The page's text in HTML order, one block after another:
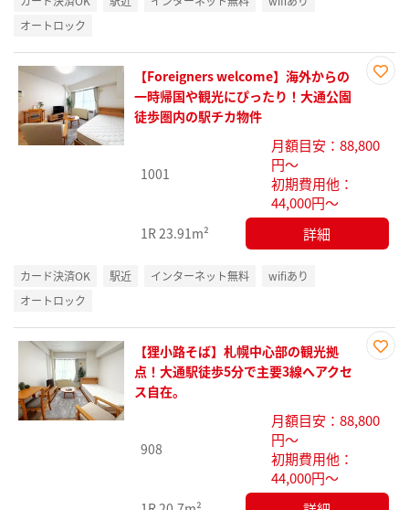
オートロック
録
【Foreigners welcome】海外からの
一時帰国や観光にぴったり！大通公園
徒歩圏内の駅チカ物件
1001
月額目安：88,800
円～
初期費用他：
44,000円～
1R23.91m² 詳細
カード決済OK 駅近 インターネット無料
wifiあり
オートロック
録
【狸小路そば】札幌中心部の観光拠
点！大通駅徒歩5分で主要3線へアクセ
ス自在。
908
月額目安：88,800
円～
初期費用他：
44,000円～